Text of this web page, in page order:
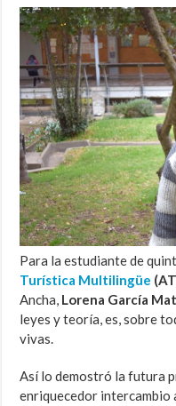
Para la estudiante de
Turística Multilingüe
Ancha, Lorena García
leyes y teoría, es, sobre
vivas.
Así lo demostró la futura
enriquecedor intercambio